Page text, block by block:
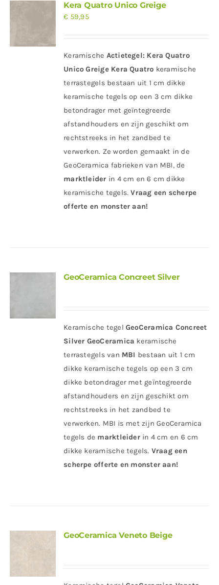
Kera Quatro Unico Greige
€ 59,95
Keramische Actietegel: Kera Quatro
Unico Greige Kera Quatro keramische
terrastegels bestaan uit 1 cm dikke
keramische tegels op een 3 cm dikke
betondrager met geïntegreerde
afstandhouders en zijn geschikt om
rechtstreeks in het zandbed te
verwerken. Ze worden gemaakt in de
GeoCeramica fabrieken van MBI, de
marktleider in 4 cm en 6 cm dikke
keramische tegels.Vraag een scherpe
offerte en monster aan!
GeoCeramica Concreet Silver
Keramische tegel GeoCeramica Concreet
Silver GeoCeramica keramische
terrastegels van MBI bestaan uit 1 cm
dikke keramische tegels op een 3 cm
dikke betondrager met geïntegreerde
afstandhouders en zijn geschikt om
rechtstreeks in het zandbed te
verwerken. MBI is met zijn GeoCeramica
tegels de marktleiderin 4 cm en 6 cm
dikke keramische tegels. Vraag een
scherpe offerte en monster aan!
GeoCeramica Veneto Beige